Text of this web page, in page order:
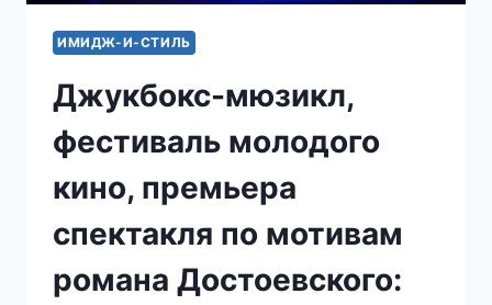
ИМИДЖ-И-СТИЛЬ
Джукбокс-мюзикл,
фестиваль молодого
кино, премьера
спектакля по мотивам
романа Достоевского: